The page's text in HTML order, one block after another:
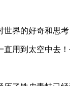
界的好奇和思
用到太空中去